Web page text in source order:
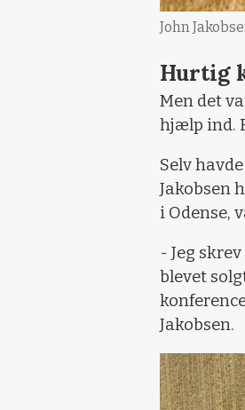
John
Hurtig
Men det
hjælp ind.
Selv
Jakobsen
i Odense,
- Jeg
blevet
Jakobsen.